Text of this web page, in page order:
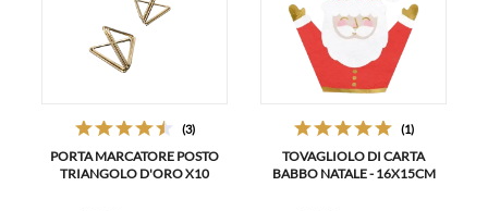
(3)
PORTA MARCATORE POSTO
TRIANGOLO D'ORO X10
(1)
TOVAGLIOLO DI CARTA
BABBO NATALE - 16X15CM